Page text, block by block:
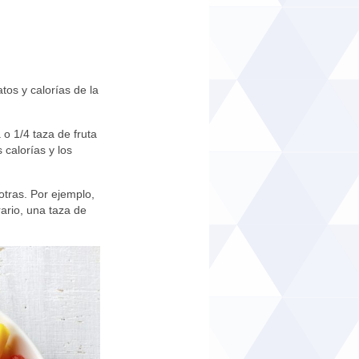
y calorías de la
1/4 taza de fruta
calorías y los
Por ejemplo,
una taza de